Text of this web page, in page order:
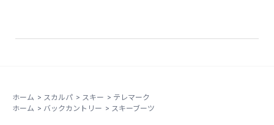
ホーム > スカルパ > スキー > テレマーク
ホーム > バックカントリー > スキーブーツ